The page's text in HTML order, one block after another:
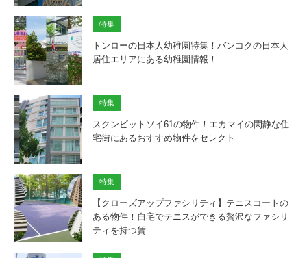
特集
トンローの日本人幼稚園特集！バンコクの日本人
居住エリアにある幼稚園情報！
特集
スクンビットソイ61の物件！エカマイの閑静な住
宅街にあるおすすめ物件をセレクト
特集
【クローズアップファシリティ】テニスコートの
ある物件！自宅でテニスができる贅沢なファシリ
ティを持つ賃…